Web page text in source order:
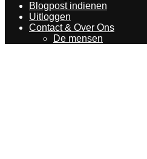
Blogpost indienen
Uitloggen
Contact & Over Ons
De mensen